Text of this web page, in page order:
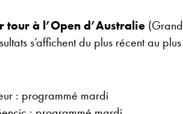
tour à l’Open d’Australie (Grand
s’affichent du plus récent au plus
: programmé mardi